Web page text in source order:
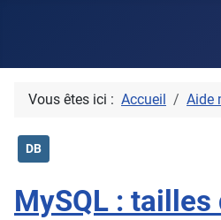
Vous êtes ici : Accueil Aide
DB
MySQL :